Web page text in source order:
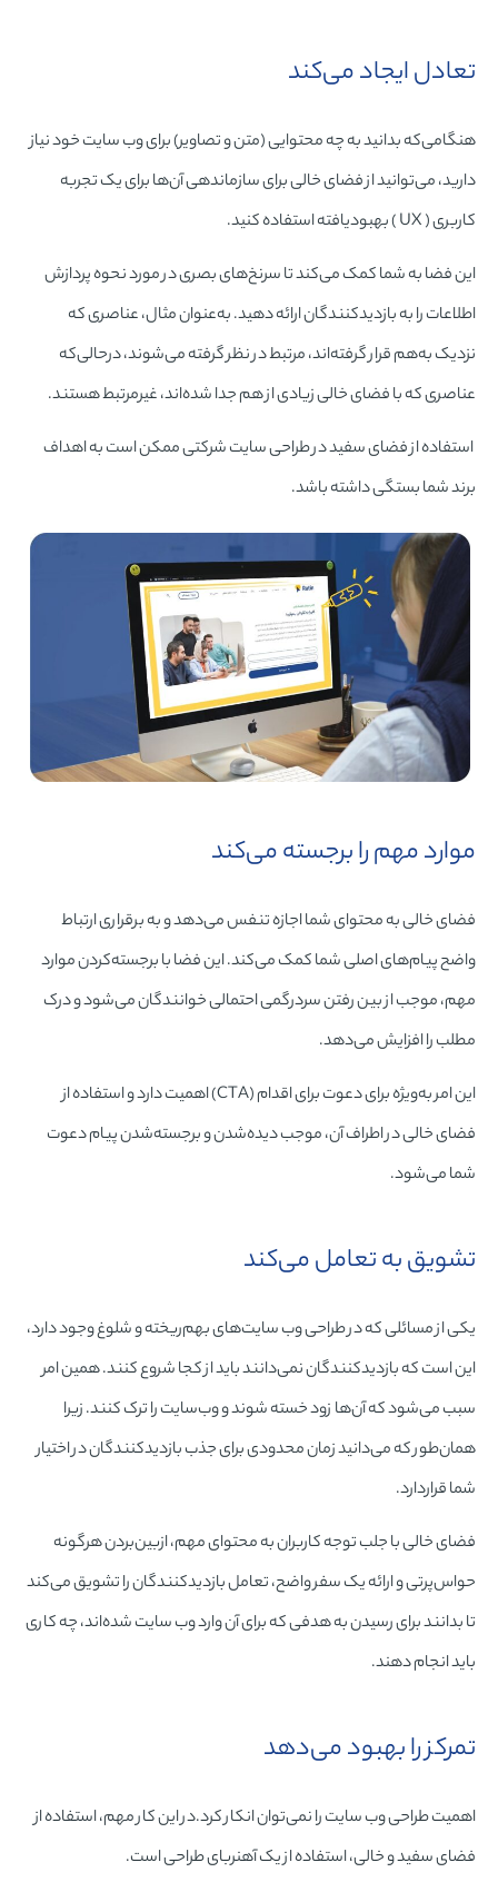
تعادل ایجاد می‌کند
هنگامی‌که بدانید به چه محتوایی (متن و تصاویر) برای وب سایت خود نیاز
دارید، می‌توانید از فضای خالی برای سازماندهی آن‌ها برای یک تجربه
کاربری ( UX ) بهبودیافته استفاده کنید.
این فضا به شما کمک می‌کند تا سرنخ‌های بصری در مورد نحوه پردازش
اطلاعات را به بازدیدکنندگان ارائه دهید. به‌عنوان مثال، عناصری که
نزدیک به‌هم قرار گرفته‌اند، مرتبط در نظر گرفته می‌شوند، درحالی‌که
عناصری که با فضای خالی زیادی از هم جدا شده‌اند، غیرمرتبط هستند.
استفاده از فضای سفید در طراحی سایت شرکتی ممکن است به اهداف
برند شما بستگی داشته باشد.
موارد مهم را برجسته می‌کند
فضای خالی به محتوای شما اجازه تنفس می‌دهد و به برقراری ارتباط
واضح پیام‌های اصلی شما کمک می‌کند. این فضا با برجسته‌کردن موارد
مهم، موجب از بین رفتن سردرگمی احتمالی خوانندگان می‌شود و درک
مطلب را افزایش می‌دهد.
این امر به‌ویژه برای دعوت برای اقدام (CTA) اهمیت دارد و استفاده از
فضای خالی در اطراف آن، موجب دیده‌شدن و برجسته‌شدن پیام دعوت
شما می‌شود.
تشویق به تعامل می‌کند
یکی از مسائلی که در طراحی وب سایت‌های بهم‌ریخته و شلوغ وجود دارد،
این است که بازدیدکنندگان نمی‌دانند باید از کجا شروع کنند. همین امر
سبب می‌شود که آن‌ها زود خسته شوند و وب‌سایت را ترک کنند. زیرا
همان‌طور که می‌دانید زمان محدودی برای جذب بازدیدکنندگان در اختیار
شما قرار‌دارد.
فضای خالی با جلب توجه کاربران به محتوای مهم، ازبین‌بردن هرگونه
حواس‌پرتی و ارائه یک سفر واضح، تعامل بازدیدکنندگان را تشویق می‌کند
تا بدانند برای رسیدن به هدفی که برای آن وارد وب سایت شده‌اند، چه کاری
باید انجام دهند.
تمرکز را بهبود می‌دهد
اهمیت طراحی وب سایت را نمی‌توان انکار کرد.در این کار مهم، استفاده از
فضای سفید و خالی، استفاده از یک آهنربای طراحی است.